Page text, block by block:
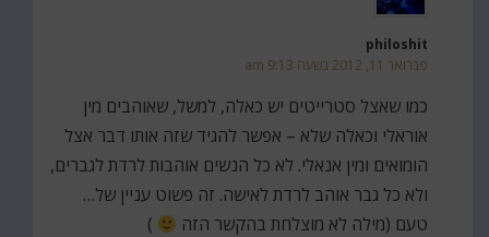
philoshit
פברואר 11, 2012 בשעה 9:13 am
כמו שאצל סטרייטים יש כאלה, למשל, שאוהבים מין
אוראלי וכאלה שלא – אפשר להגיד שזה אותו דבר אצל
הומואים ומין אנאלי. לא כל הנשים אוהבות לרדת לגברים,
ולא כל גבר אוהב לרדת לאישה. זה פשוט עניין של…
טעם (מילה לא מוצלחת בהקשר הזה
)